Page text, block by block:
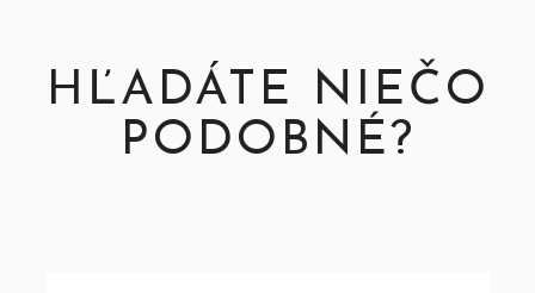
HĽADÁTE NIEČO
PODOBNÉ?